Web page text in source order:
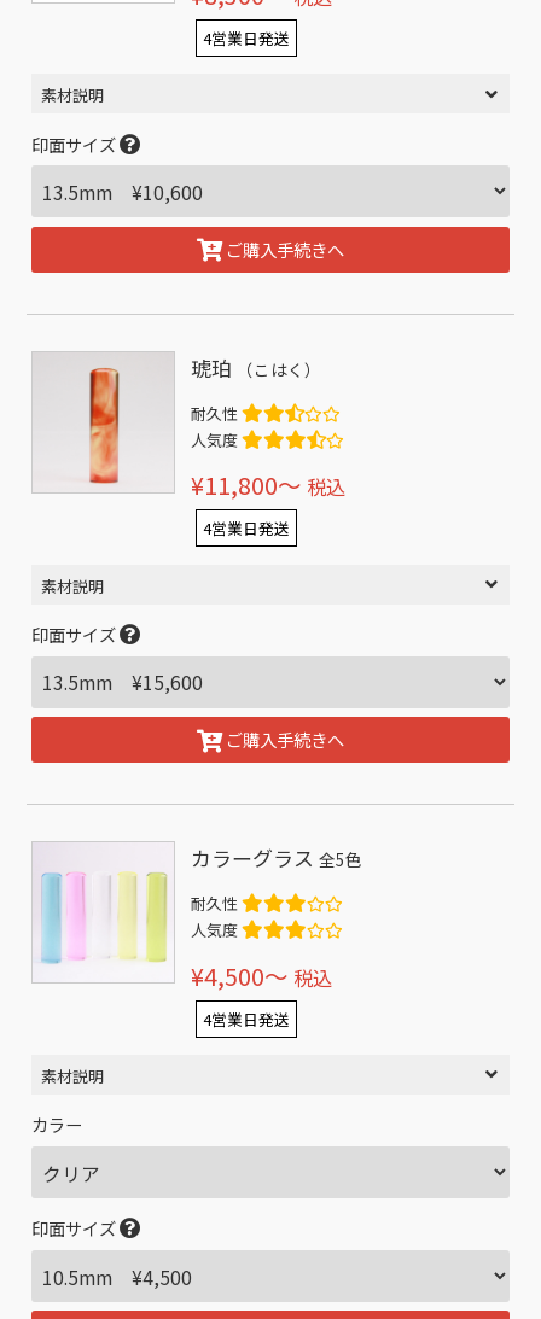
4営業日発送
素材説明
印面サイズ
ご購入手続きへ
琥珀 （こはく）
耐久性
人気度
¥11,800〜 税込
4営業日発送
素材説明
印面サイズ
ご購入手続きへ
カラーグラス全5色
耐久性
人気度
¥4,500〜 税込
4営業日発送
素材説明
カラー
印面サイズ